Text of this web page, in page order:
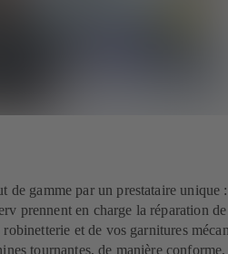
de gamme par un prestataire unique
prennent en charge la réparation
et de vos garnitures
tournantes, de manière